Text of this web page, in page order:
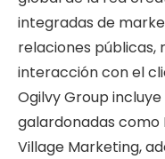
integradas de
relaciones públicas,
interacción con el
Ogilvy Group
galardonadas como
Village Marketing,